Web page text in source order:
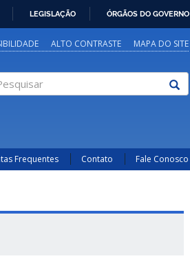
LEGISLAÇÃO ÓRGÃOS DO GOVERNO
ALTO CONTRASTE MAPA DO SITE
Frequentes Contato Fale Conosco